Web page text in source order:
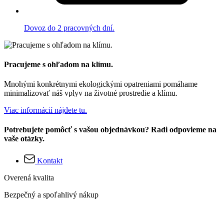
Dovoz do 2 pracovných dní.
Pracujeme s ohľadom na klímu.
Mnohými konkrétnymi ekologickými opatreniami pomáhame
minimalizovať náš vplyv na životné prostredie a klímu.
Viac informácií nájdete tu.
Potrebujete pomôcť s vašou objednávkou? Radi odpovieme na
vaše otázky.
Kontakt
Overená kvalita
Bezpečný a spoľahlivý nákup